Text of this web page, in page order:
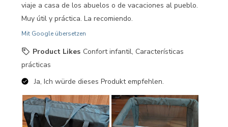
viaje a casa de los abuelos o de vacaciones al pueblo.
Muy útil y práctica. La recomiendo.
Mit Google übersetzen
Product Likes Confort infantil, Características
prácticas
Ja, Ich würde dieses Produkt empfehlen.